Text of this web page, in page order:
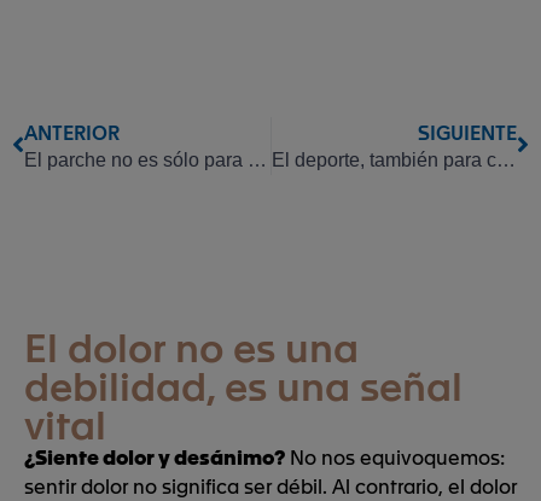
ANTERIOR
El parche no es sólo para deportistas.
SIGUIENTE
El deporte, también para cuidarse
El dolor no es una
debilidad, es una señal
vital
¿Siente dolor y desánimo? No nos equivoquemos:
sentir dolor no significa ser débil. Al contrario, el dolor